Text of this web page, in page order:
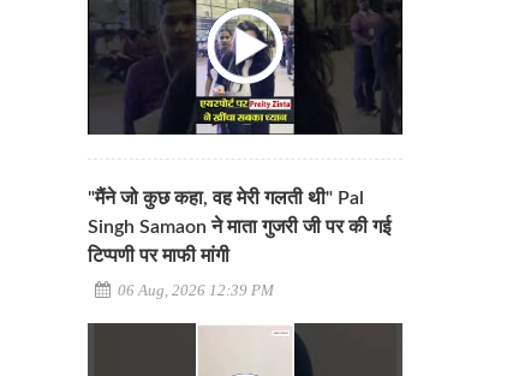
"मैंने जो कुछ कहा, वह मेरी गलती थी" Pal
Singh Samaon ने माता गुजरी जी पर की गई
टिप्पणी पर माफी मांगी
06 Aug, 2026 12:39 PM